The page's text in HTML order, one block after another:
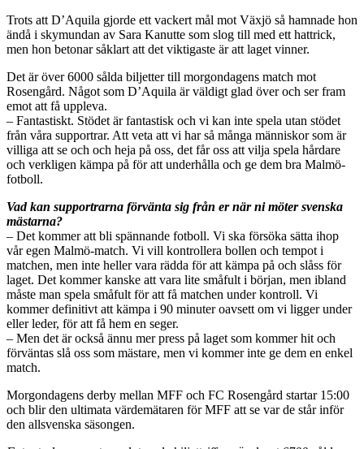
Trots att D’Aquila gjorde ett vackert mål mot Växjö så hamnade hon
ändå i skymundan av Sara Kanutte som slog till med ett hattrick,
men hon betonar såklart att det viktigaste är att laget vinner.
Det är över 6000 sålda biljetter till morgondagens match mot
Rosengård. Något som D’Aquila är väldigt glad över och ser fram
emot att få uppleva.
– Fantastiskt. Stödet är fantastisk och vi kan inte spela utan stödet
från våra supportrar. Att veta att vi har så många människor som är
villiga att se och och heja på oss, det får oss att vilja spela hårdare
och verkligen kämpa på för att underhålla och ge dem bra Malmö-
fotboll.
Vad kan supportrarna förvänta sig från er när ni möter svenska
mästarna?
– Det kommer att bli spännande fotboll. Vi ska försöka sätta ihop
vår egen Malmö-match. Vi vill kontrollera bollen och tempot i
matchen, men inte heller vara rädda för att kämpa på och slåss för
laget. Det kommer kanske att vara lite småfult i början, men ibland
måste man spela småfult för att få matchen under kontroll. Vi
kommer definitivt att kämpa i 90 minuter oavsett om vi ligger under
eller leder, för att få hem en seger.
– Men det är också ännu mer press på laget som kommer hit och
förväntas slå oss som mästare, men vi kommer inte ge dem en enkel
match.
Morgondagens derby mellan MFF och FC Rosengård startar 15:00
och blir den ultimata värdemätaren för MFF att se var de står inför
den allsvenska säsongen.